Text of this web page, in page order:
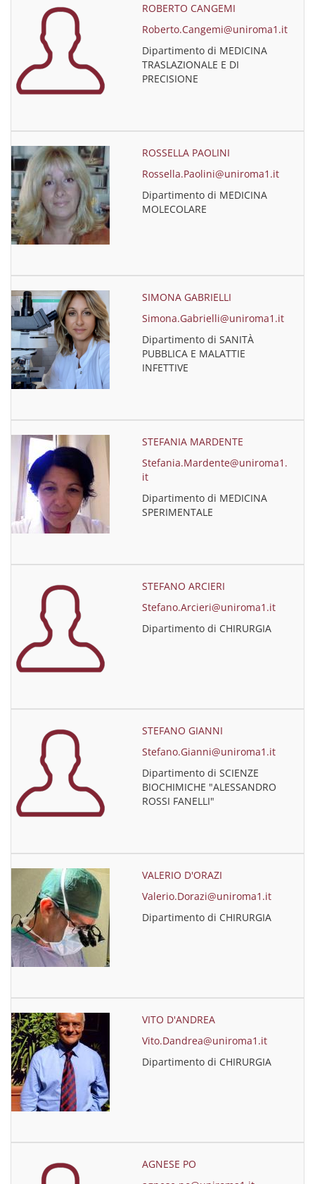
ROBERTO CANGEMI
Roberto.Cangemi@uniroma1.it
Dipartimento di MEDICINA
TRASLAZIONALE E DI
PRECISIONE
ROSSELLA PAOLINI
Rossella.Paolini@uniroma1.it
Dipartimento di MEDICINA
MOLECOLARE
SIMONA GABRIELLI
Simona.Gabrielli@uniroma1.it
Dipartimento di SANITÀ
PUBBLICA E MALATTIE
INFETTIVE
STEFANIA MARDENTE
Stefania.Mardente@uniroma1.
it
Dipartimento di MEDICINA
SPERIMENTALE
STEFANO ARCIERI
Stefano.Arcieri@uniroma1.it
Dipartimento di CHIRURGIA
STEFANO GIANNI
Stefano.Gianni@uniroma1.it
Dipartimento di SCIENZE
BIOCHIMICHE "ALESSANDRO
ROSSI FANELLI"
VALERIO D'ORAZI
Valerio.Dorazi@uniroma1.it
Dipartimento di CHIRURGIA
VITO D'ANDREA
Vito.Dandrea@uniroma1.it
Dipartimento di CHIRURGIA
AGNESE PO